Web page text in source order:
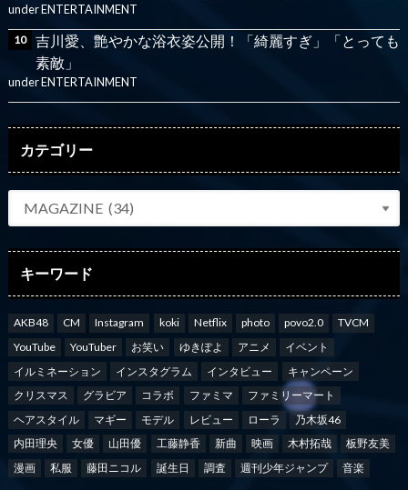
underENTERTAINMENT
吉川愛、艶やかな浴衣姿公開！「綺麗すぎ」「とっても
素敵」
underENTERTAINMENT
カテゴリー
キーワード
AKB48 CM Instagram koki Netflix photo povo2.0
TVCM
YouTube
YouTuber お笑い ゆきぽよ アニメ
イベント
イルミネーション
インスタグラム インタビュー
キャンペーン
クリスマス
グラビア コラボ ファミマ
ファミリーマート
ヘアスタイル
マギー モデル レビュー ローラ
乃木坂46
内田理央
女優 山田優 工藤静香 新曲 映画 木村拓哉
板野友美
漫画
私服 藤田ニコル 誕生日 調査 週刊少年ジャンプ 音楽